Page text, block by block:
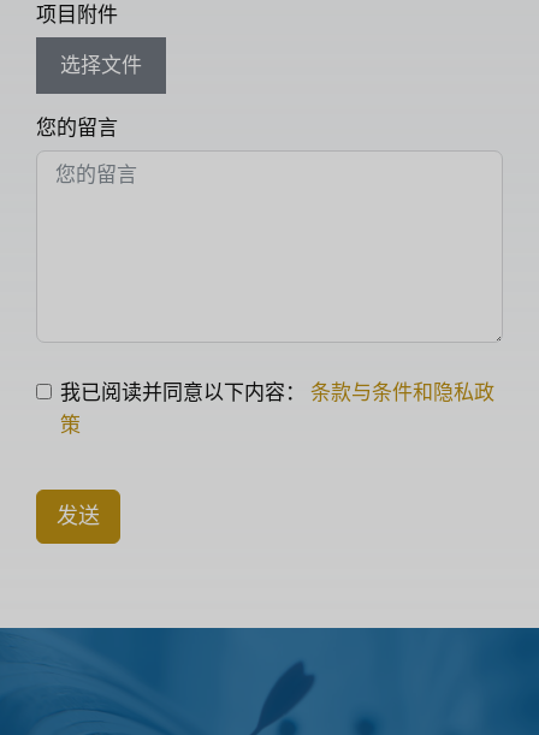
项目附件
选择文件
您的留言
我已阅读并同意以下内容： 条款与条件和隐私政
策
发送